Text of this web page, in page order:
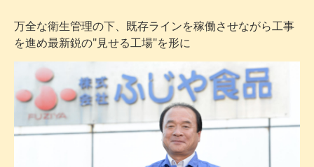
万全な衛生管理の下、既存ラインを稼働させながら工事
を進め最新鋭の"見せる工場"を形に